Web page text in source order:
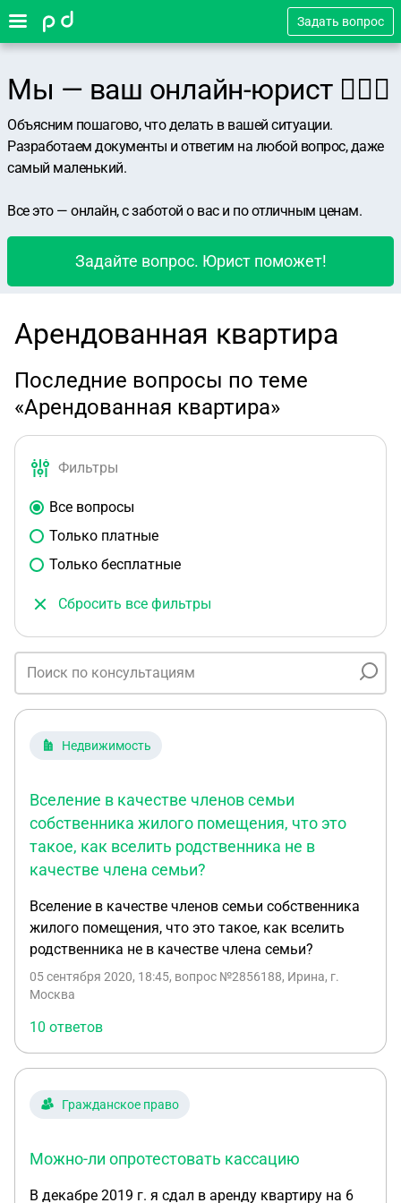
Задать вопрос
Мы — ваш онлайн-юрист 👨🏻‍⚖️
Объясним пошагово, что делать в вашей ситуации.
Разработаем документы и ответим на любой вопрос, даже
самый маленький.
Все это — онлайн, с заботой о вас и по отличным ценам.
Задайте вопрос. Юрист поможет!
Арендованная квартира
Последние вопросы по теме
«Арендованная квартира»
Фильтры
Все вопросы
Только платные
Только бесплатные
Сбросить все фильтры
Недвижимость
Вселение в качестве членов семьи
собственника жилого помещения, что это
такое, как вселить родственника не в
качестве члена семьи?
Вселение в качестве членов семьи собственника
жилого помещения, что это такое, как вселить
родственника не в качестве члена семьи?
05 сентября 2020, 18:45, вопрос №2856188, Ирина, г.
Москва
10 ответов
Гражданское право
Можно-ли опротестовать кассацию
В декабре 2019 г. я сдал в аренду квартиру на 6